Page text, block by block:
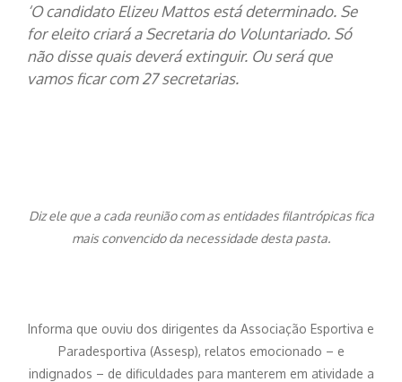
‘O candidato Elizeu Mattos está determinado. Se
for eleito criará a Secretaria do Voluntariado. Só
não disse quais deverá extinguir. Ou será que
vamos ficar com 27 secretarias.
Diz ele que a cada reunião com as entidades filantrópicas fica
mais convencido da necessidade desta pasta.
Informa que ouviu dos dirigentes da Associação Esportiva e
Paradesportiva (Assesp), relatos emocionado – e
indignados – de dificuldades para manterem em atividade a